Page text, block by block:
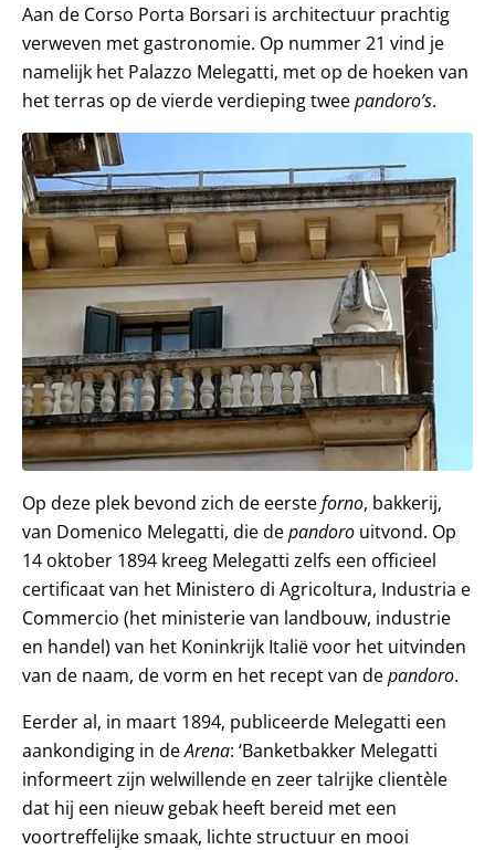
Aan de Corso Porta Borsari is architectuur prachtig
verweven met gastronomie. Op nummer 21 vind je
namelijk het Palazzo Melegatti, met op de hoeken van
het terras op de vierde verdieping tweepandoro’s.
Op deze plek bevond zich de eersteforno, bakkerij,
van Domenico Melegatti, die depandoro uitvond. Op
14 oktober 1894 kreeg Melegatti zelfs een officieel
certificaat van het Ministero di Agricoltura, Industria e
Commercio (het ministerie van landbouw, industrie
en handel) van het Koninkrijk Italië voor het uitvinden
van de naam, de vorm en het recept van depandoro.
Eerder al, in maart 1894, publiceerde Melegatti een
aankondiging in deArena: ‘Banketbakker Melegatti
informeert zijn welwillende en zeer talrijke clientèle
dat hij een nieuw gebak heeft bereid met een
voortreffelijke smaak, lichte structuur en mooi